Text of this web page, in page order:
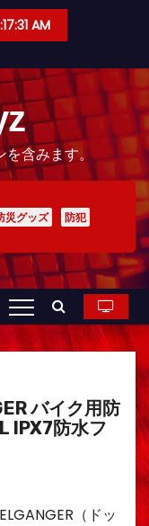
AM
を含みます。
災グッズ
防犯
バイク用防
IPX7防水フ
（ドッ